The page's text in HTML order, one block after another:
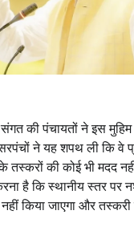
की पंचायतों ने इस
ने यह शपथ ली कि वे
के तस्करों की कोई भी मदद
है कि स्थानीय स्तर
किया जाएगा और